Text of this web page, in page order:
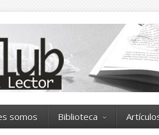
somos Biblioteca